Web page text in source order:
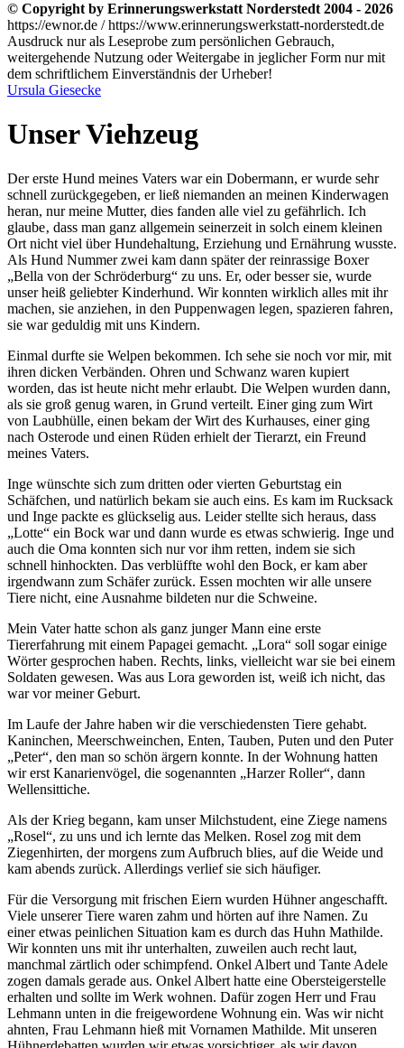
© Copyright by Erinnerungswerkstatt Norderstedt 2004 - 2026
https://ewnor.de / https://www.erinnerungswerkstatt-norderstedt.de
Ausdruck nur als Leseprobe zum persönlichen Gebrauch,
weitergehende Nutzung oder Weitergabe in jeglicher Form nur mit
dem schriftlichem Einverständnis der Urheber!
Ursula Giesecke
Unser Viehzeug
Der erste Hund meines Vaters war ein Dobermann, er wurde sehr
schnell zurückgegeben, er ließ niemanden an meinen Kinderwagen
heran, nur meine Mutter, dies fanden alle viel zu gefährlich. Ich
glaube‚ dass man ganz allgemein seinerzeit in solch einem kleinen
Ort nicht viel über Hundehaltung, Erziehung und Ernährung wusste.
Als Hund Nummer zwei kam dann später der reinrassige Boxer
Bella von der Schröderburg
zu uns. Er, oder besser sie, wurde
unser heiß geliebter Kinderhund. Wir konnten wirklich alles mit ihr
machen, sie anziehen, in den Puppenwagen legen, spazieren fahren,
sie war geduldig mit uns Kindern.
Einmal durfte sie Welpen bekommen. Ich sehe sie noch vor mir, mit
ihren dicken Verbänden. Ohren und Schwanz waren kupiert
worden, das ist heute nicht mehr erlaubt. Die Welpen wurden dann,
als sie groß genug waren, in Grund verteilt. Einer ging zum Wirt
von Laubhülle, einen bekam der Wirt des Kurhauses, einer ging
nach Osterode und einen Rüden erhielt der Tierarzt, ein Freund
meines Vaters.
Inge wünschte sich zum dritten oder vierten Geburtstag ein
Schäfchen, und natürlich bekam sie auch eins. Es kam im Rucksack
und Inge packte es glückselig aus. Leider stellte sich heraus, dass
Lotte
ein Bock war und dann wurde es etwas schwierig. Inge und
auch die Oma konnten sich nur vor ihm retten, indem sie sich
schnell hinhockten. Das verblüffte wohl den Bock, er kam aber
irgendwann zum Schäfer zurück. Essen mochten wir alle unsere
Tiere nicht, eine Ausnahme bildeten nur die Schweine.
Mein Vater hatte schon als ganz junger Mann eine erste
Tiererfahrung mit einem Papagei gemacht.
Lora
soll sogar einige
Wörter gesprochen haben. Rechts, links, vielleicht war sie bei einem
Soldaten gewesen. Was aus Lora geworden ist, weiß ich nicht, das
war vor meiner Geburt.
Im Laufe der Jahre haben wir die verschiedensten Tiere gehabt.
Kaninchen, Meerschweinchen, Enten, Tauben, Puten und den Puter
Peter , den man so schön ärgern konnte. In der Wohnung hatten
wir erst Kanarienvögel, die sogenannten
Harzer Roller , dann
Wellensittiche.
Als der Krieg begann, kam unser Milchstudent, eine Ziege namens
Rosel , zu uns und ich lernte das Melken. Rosel zog mit dem
Ziegenhirten, der morgens zum Aufbruch blies, auf die Weide und
kam abends zurück. Allerdings verlief sie sich häufiger.
Für die Versorgung mit frischen Eiern wurden Hühner angeschafft.
Viele unserer Tiere waren zahm und hörten auf ihre Namen. Zu
einer etwas peinlichen Situation kam es durch das Huhn Mathilde.
Wir konnten uns mit ihr unterhalten, zuweilen auch recht laut,
manchmal zärtlich oder schimpfend. Onkel Albert und Tante Adele
zogen damals gerade aus. Onkel Albert hatte eine Obersteigerstelle
erhalten und sollte im Werk wohnen. Dafür zogen Herr und Frau
Lehmann unten in die freigewordene Wohnung ein. Was wir nicht
ahnten, Frau Lehmann hieß mit Vornamen Mathilde. Mit unseren